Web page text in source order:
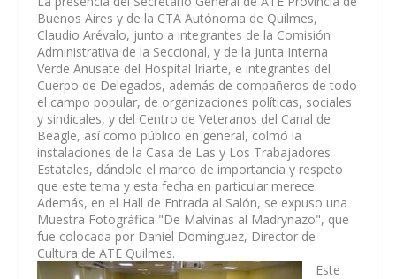
Buenos Aires y de la CTA Autónoma de Quilmes,
Claudio Arévalo, junto a integrantes de la Comisión
Administrativa de la Seccional, y de la Junta Interna
Verde Anusate del Hospital Iriarte, e integrantes del
Cuerpo de Delegados, además de compañeros de todo
el campo popular, de organizaciones políticas, sociales
y sindicales, y del Centro de Veteranos del Canal de
Beagle, así como público en general, colmó la
instalaciones de la Casa de Las y Los Trabajadores
Estatales, dándole el marco de importancia y respeto
que este tema y esta fecha en particular merece.
Además, en el Hall de Entrada al Salón, se expuso una
Muestra Fotográfica "De Malvinas al Madrynazo", que
fue colocada por Daniel Domínguez, Director de
Cultura de ATE Quilmes.
Este